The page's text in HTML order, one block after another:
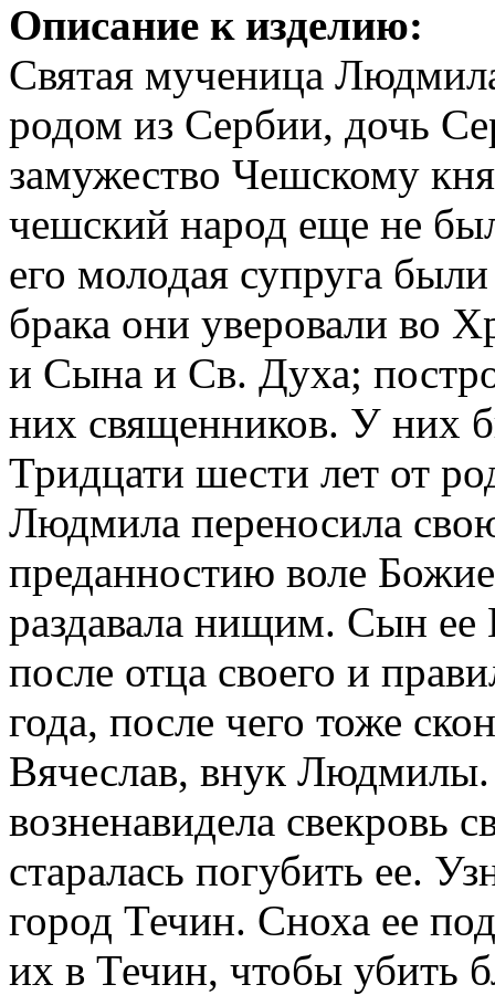
Описание к изделию:
Святая мученица
родом из Сербии, дочь
замужество Чешскому
чешский народ еще не
его молодая супруга
брака они уверовали во
и Сына и Св. Духа;
них священников. У них
Тридцати шести лет от
Людмила переносила
преданностию воле
раздавала нищим. Сын ее
после отца своего и
года, после чего тоже
Вячеслав, внук Людмилы.
возненавидела свекровь
старалась погубить ее.
город Течин. Сноха ее
их в Течин, чтобы убить